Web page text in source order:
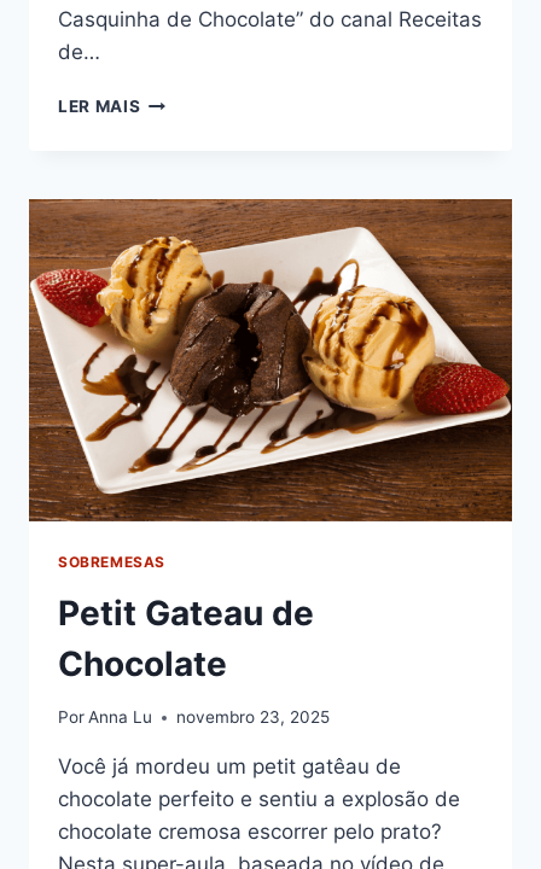
Casquinha de Chocolate” do canal Receitas
de…
LER MAIS BOLO
COBERTURA
DE
CHOCOLATE
SOBREMESAS
Petit Gateau de
Chocolate
PorAnna Lu novembro 23, 2025
Você já mordeu um petit gatêau de
chocolate perfeito e sentiu a explosão de
chocolate cremosa escorrer pelo prato?